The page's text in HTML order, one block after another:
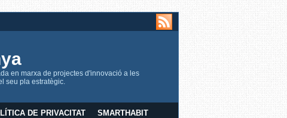
en marxa de projectes d'innovació a les
seu pla estratègic.
DE PRIVACITAT SMARTHABIT